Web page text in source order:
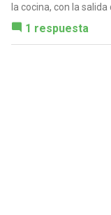
la cocina, con la
1 respuesta